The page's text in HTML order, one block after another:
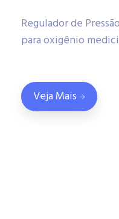
Regulador de
para oxigênio
Veja Mais